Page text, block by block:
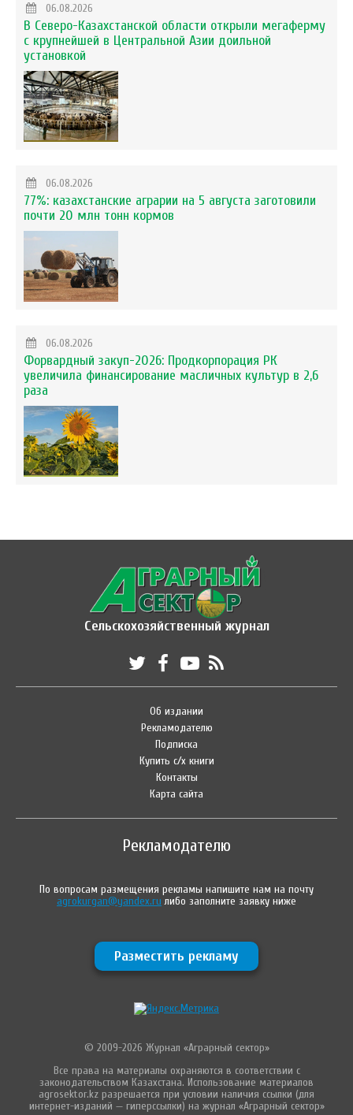
06.08.2026
В Северо-Казахстанской области открыли мегаферму
с крупнейшей в Центральной Азии доильной
установкой
06.08.2026
77%: казахстанские аграрии на 5 августа заготовили
почти 20 млн тонн кормов
06.08.2026
Форвардный закуп-2026: Продкорпорация РК
увеличила финансирование масличных культур в 2,6
раза
Сельскохозяйственный журнал
Об издании
Рекламодателю
Подписка
Купить с/х книги
Контакты
Карта сайта
Рекламодателю
По вопросам размещения рекламы напишите нам на почту
agrokurgan@yandex.ru либо заполните заявку ниже
Разместить рекламу
© 2009-2026 Журнал «Аграрный сектор»
Все права на материалы охраняются в соответствии с
законодательством Казахстана. Использование материалов
agrosektor.kz разрешается при условии наличия ссылки (для
интернет-изданий — гиперссылки) на журнал «Аграрный сектор»